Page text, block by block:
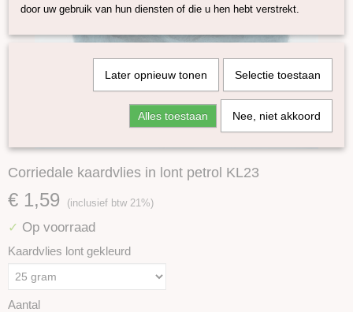
Corriedale kaardvlies in lont petrol KL23
€ 1,59 (inclusief btw 21%)
✓ Op voorraad
Kaardvlies lont gekleurd
Aantal
door uw gebruik van hun diensten of die u hen hebt verstrekt.
Later opnieuw tonen Selectie toestaan
Alles toestaan Nee, niet akkoord